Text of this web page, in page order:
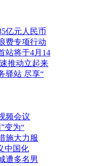
亿元人民币
费专项行动
站将于4月14
推动立起来
驿站 尽享“
频会议
变为“
施大力服
中国化
遭多名男